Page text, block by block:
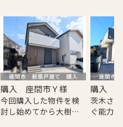
購入 座間市Ｙ様
今回購入した物件を検
討し始めてから大樹不
購入
茨木さ
ぐ能力